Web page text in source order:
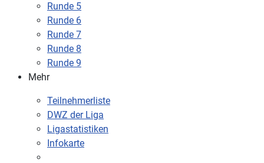
Runde 5
Runde 6
Runde 7
Runde 8
Runde 9
Mehr
Teilnehmerliste
DWZ der Liga
Ligastatistiken
Infokarte